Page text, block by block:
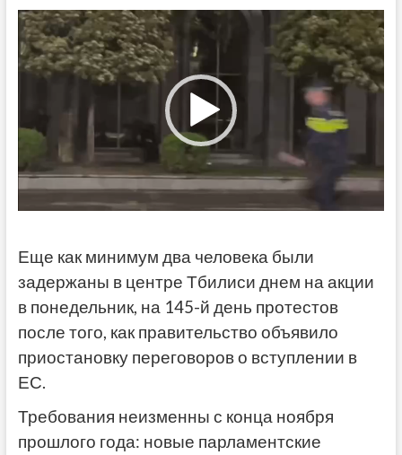
Видеоплеер
Еще как минимум два человека были
задержаны в центре Тбилиси днем на акции
в понедельник, на 145-й день протестов
после того, как правительство объявило
приостановку переговоров о вступлении в
ЕС.
Требования неизменны с конца ноября
прошлого года: новые парламентские